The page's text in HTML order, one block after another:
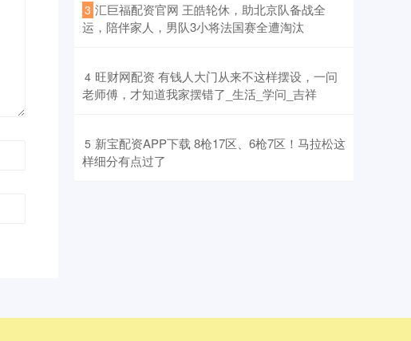
3 ​汇巨福配资官网 王皓轮休，助北京队备战全
运，陪伴家人，男队3小将法国赛全遭淘汰
4 ​旺财网配资 有钱人大门从来不这样摆设，一问
老师傅，才知道我家摆错了_生活_学问_吉祥
5 ​新宝配资APP下载 8枪17区、6枪7区！马拉松这
样细分有点过了